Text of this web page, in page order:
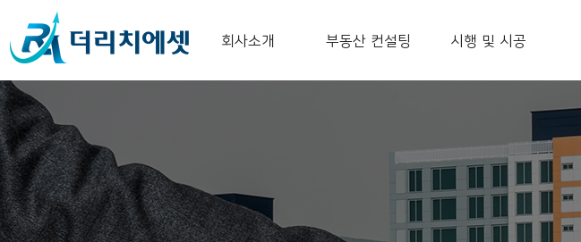
회사소개 부동산 컨설팅 시행 및 시공